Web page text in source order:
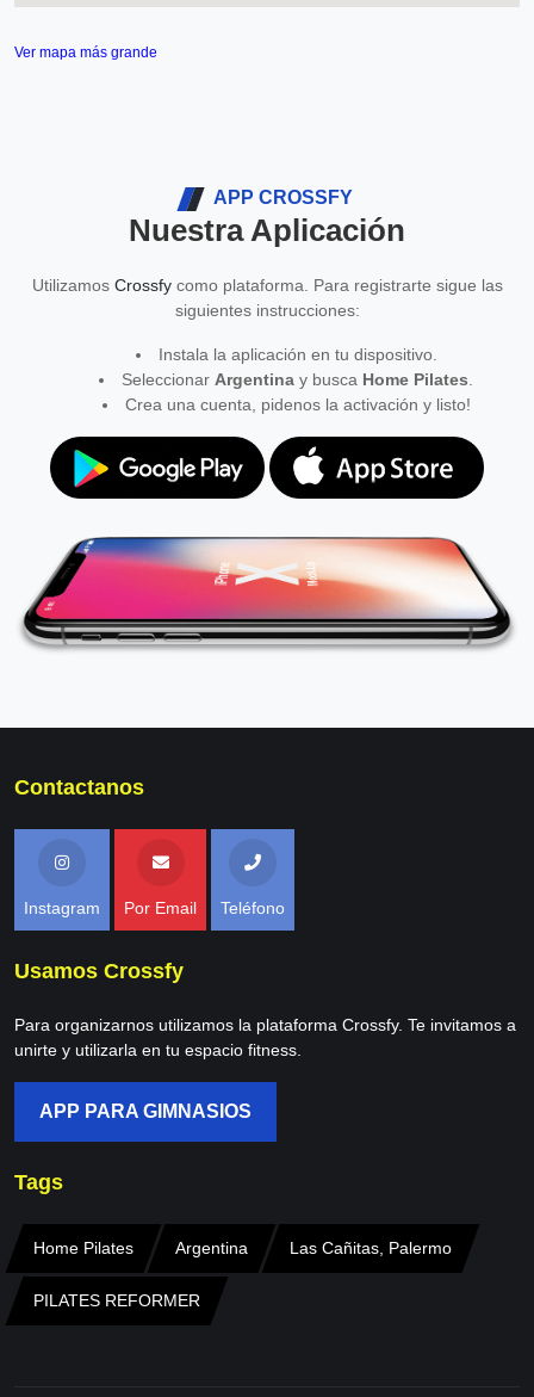
Ver mapa más grande
APP CROSSFY
Nuestra Aplicación
Utilizamos Crossfycomo plataforma. Para registrarte sigue las
siguientes instrucciones:
Instala la aplicación en tu dispositivo.
Seleccionar Argentina y busca Home Pilates
Crea una cuenta, pidenos la activación y listo!
Contactanos
Instagram Por Email Teléfono
Usamos Crossfy
Para organizarnos utilizamos la plataforma Crossfy. Te invitamos a
unirte y utilizarla en tu espacio fitness.
APP PARA GIMNASIOS
Tags
Home Pilates Argentina Las Cañitas, Palermo
PILATES REFORMER